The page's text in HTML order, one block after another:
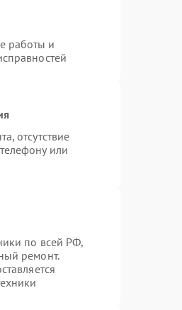
работы и
отсутствие
или
по всей РФ,
ремонт.